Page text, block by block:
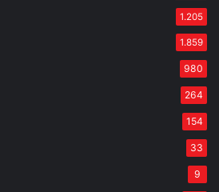
1.205
1.859
980
264
154
33
9